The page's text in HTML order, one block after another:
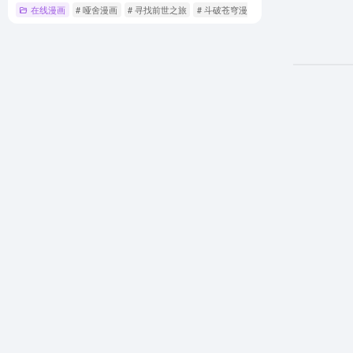
在线漫画 # 哑舍漫画 # 寻找前世之旅 # 斗破苍穹漫画